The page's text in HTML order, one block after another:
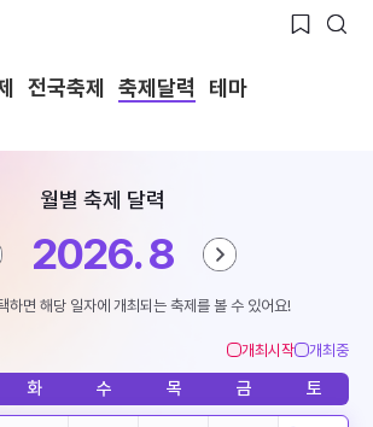
전국축제 축제달력 테마
월별 축제 달력
2026. 8
하면 해당 일자에 개최되는 축제를 볼 수 있어요!
개최시작 개최중
화 수 목 금 토